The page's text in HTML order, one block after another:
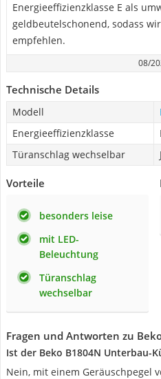
Energieeffizienzklasse E als
geldbeutelschonend, sodass
empfehlen.
08/
Technische Details
Modell
Energieeffizienzklasse
Türanschlag wechselbar
Vorteile
besonders leise
mit LED-
Beleuchtung
Türanschlag
wechselbar
Fragen und Antworten zu
Ist der Beko B1804N Unterbau-
Nein, mit einem Geräuschpegel